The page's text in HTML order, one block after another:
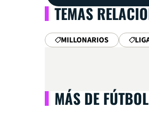
TEMAS
MILLONARIOS
MÁS DE